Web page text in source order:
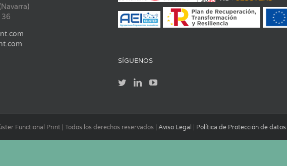
SÍGUENOS
Functional Print | Todos los derechos reservados | Aviso Legal Política de Protección de datos